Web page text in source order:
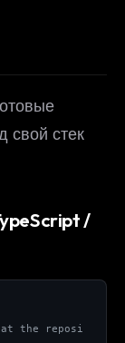
свой стек
/
the reposi